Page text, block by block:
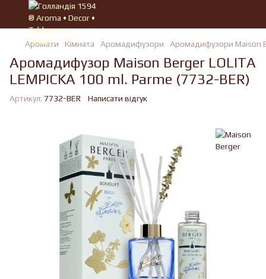
Аромати Кімната Аромадифузори Аромадифузори Maison
Аромадифузор Maison Berger LOLITA
LEMPICKA 100 ml. Parme (7732-BER)
Артикул: 7732-BER Написати відгук